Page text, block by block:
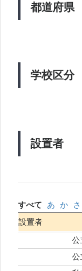
都道府県
学校区分
設置者
すべて あ か さ
設置者
公
公